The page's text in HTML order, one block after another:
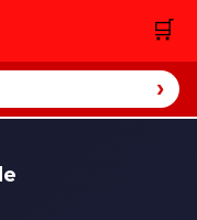
🛒
›